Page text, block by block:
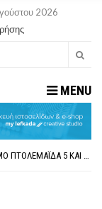
2026
MENU
ΠΑΡΑΙΤΉΘΗΚΕ Η ΑΝΤΙΔΉΜΑΡΧΟΣ ΠΟΛΙΤΙΣΜΟΎ ΜΕΓΑΝΗΣΊΟΥ Κ . ΕΥΑΓΓΕΛΊΑ ΜΕΛΆ. Η ΕΠΙΣΤΟΛΉ ΤΗΣ ΠΑΡΑΊΤΗΣΗΣ
FAKE NEWS ΓΙΑ ΤΟ ΛΙΓΝΙΤΙΚΌ ΣΤΑΘΜΌ ΠΤΟΛΕΜΑΪ́ΔΑ 5 ΚΑΙ ΤΗΝ ΕΝΕΡΓΕΙΑΚΉ ΑΣΦΆΛΕΙΑ ΤΗΣ ΧΏΡΑΣ